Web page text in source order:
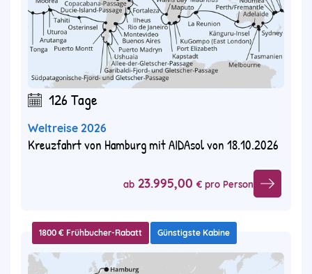
126 Tage
Weltreise 2026
Kreuzfahrt von Hamburg mit AIDAsol von 18.10.2026
ab 23.995,00 € pro Person
1800 € Frühbucher-Rabatt Günstigste Kabine